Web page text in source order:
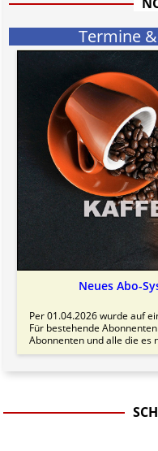
Termine
Neues Abo-
Per 01.04.2026 wurde auf
Für bestehende
Abonnenten und alle die es